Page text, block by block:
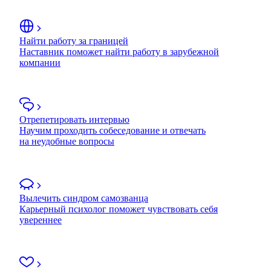
Найти работу за границей
Наставник поможет найти работу в зарубежной
компании
Отрепетировать интервью
Научим проходить собеседование и отвечать
на неудобные вопросы
Вылечить синдром самозванца
Карьерный психолог поможет чувствовать себя
увереннее